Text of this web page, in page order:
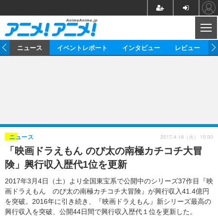
ゲーム グッズ
イベント
海外イベント ビジネス
俳優・タレント アーティスト
ビジネス
アニメ 実写
書評
ゲーム 座談会
動画
アニメ！アニメ！TV ABEMA Cafe
ニュース イベントレポート インタビュー レビュー
「映画ドラえもん のび太の南極カチコチ大冒
険」興行収入歴代1位を更新
2017年3月4日（土）より全国東宝系で公開中のシリーズ37作目『映
画ドラえもん のび太の南極カチコチ大冒険』が興行収入41.4億円
を突破。2016年に引き続き、『映画ドラえもん』新シリーズ最高の
興行収入を突破、公開44日間で興行収入歴代１位を更新した。
ニュース 2017.4.18（火） 10:00